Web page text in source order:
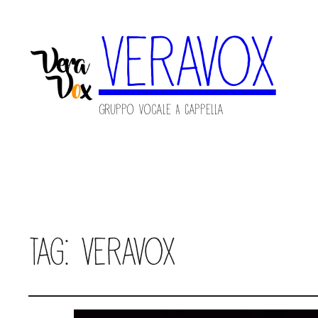
Veravox
Gruppo Vocale A Cappella
Tag: veravox